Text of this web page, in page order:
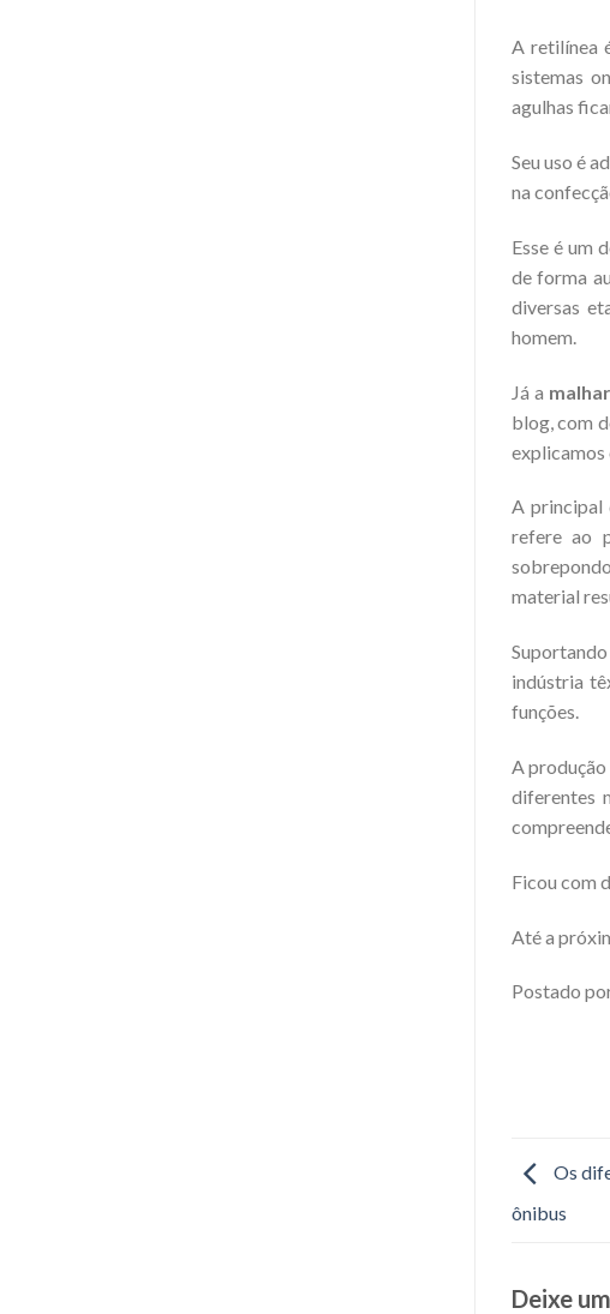
A retilínea
sistemas
agulhas
Seu uso é
na
Esse é um
de forma
diversas
homem.
Já a
blog, com
explicamos
A principal
refere ao
material
indústria
funções.
A
diferentes
Ficou com
Até a
Postado
Os
ônibus
Deixe